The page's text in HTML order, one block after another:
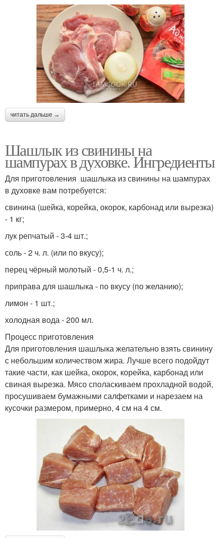
читать дальше →
Шашлык из свинины на
шампурах в духовке. Ингредиенты
Для приготовления шашлыка из свинины на шампурах
в духовке вам потребуется:
свинина (шейка, корейка, окорок, карбонад или вырезка)
- 1 кг;
лук репчатый - 3-4 шт.;
соль - 2 ч. л. (или по вкусу);
перец чёрный молотый - 0,5-1 ч. л.;
приправа для шашлыка - по вкусу (по желанию);
лимон - 1 шт.;
холодная вода - 200 мл.
Процесс приготовления
Для приготовления шашлыка желательно взять свинину
с небольшим количеством жира. Лучше всего подойдут
такие части, как шейка, окорок, корейка, карбонад или
свиная вырезка. Мясо споласкиваем прохладной водой,
просушиваем бумажными салфетками и нарезаем на
кусочки размером, примерно, 4 см на 4 см.